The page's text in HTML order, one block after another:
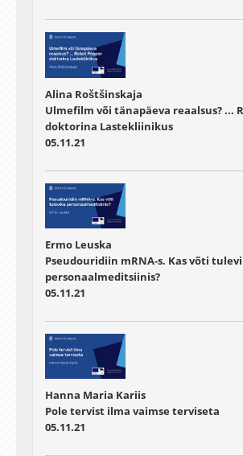
Alina Roštšinskaja
Ulmefilm või tänapäeva reaalsus? ...
doktorina Lastekliinikus
05.11.21
Ermo Leuska
Pseudouridiin mRNA-s. Kas võti
personaalmeditsiinis?
05.11.21
Hanna Maria Kariis
Pole tervist ilma vaimse terviseta
05.11.21